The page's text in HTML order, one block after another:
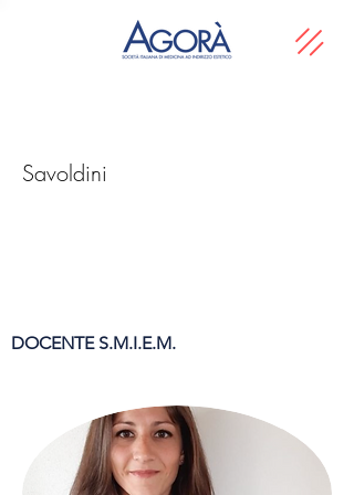
Savoldini
DOCENTE S.M.I.E.M.